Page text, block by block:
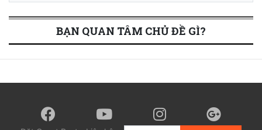
BẠN QUAN TÂM CHỦ ĐỀ GÌ?